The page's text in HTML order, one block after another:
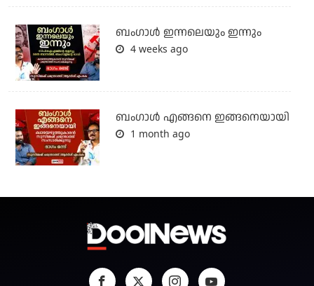
ബംഗാള്‍ ഇന്നലെയും ഇന്നും
4 weeks ago
ബം​ഗാൾ എങ്ങനെ ഇങ്ങനെയായി
1 month ago